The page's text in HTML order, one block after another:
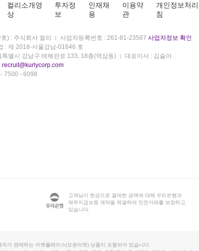
컬리소개영
상
투자정
보
인재채
용
이용약
관
개인정보처
침
) : 주식회사 컬리 사업자등록번호 : 261-81-23567 사업자정보 확인
: 제 2018-서울강남-01646 호
특별시 강남구 테헤란로 133, 18층(역삼동)
대표이사 : 김슬아
recruit@kurlycorp.com
7500 - 6098
고객님이 현금으로 결제한 금액에 대해 우리은행과
채무지급보증 계약을 체결하여 안전거래를 보장하고
있습니다.
가 판매하는 마켓플레이스(오픈마켓) 상품이 포함되어 있습니다.